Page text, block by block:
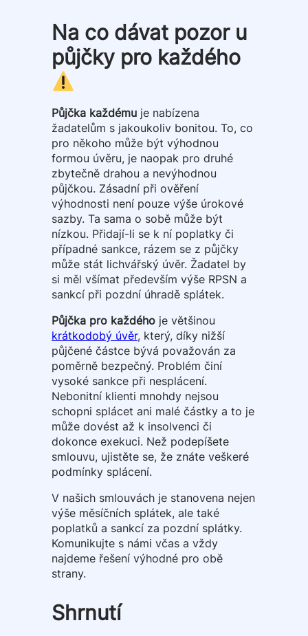
Na co dávat pozor u
půjčky pro každého
Půjčka každému je nabízena
žadatelům s jakoukoliv bonitou. To, co
pro někoho může být výhodnou
formou úvěru, je naopak pro druhé
zbytečně drahou a nevýhodnou
půjčkou. Zásadní při ověření
výhodnosti není pouze výše úrokové
sazby. Ta sama o sobě může být
nízkou. Přidají-li se k ní poplatky či
případné sankce, rázem se z půjčky
může stát lichvářský úvěr. Žadatel by
si měl všímat především výše RPSN a
sankcí při pozdní úhradě splátek.
Půjčka pro každého je většinou
krátkodobý úvěr, který, díky nižší
půjčené částce bývá považován za
poměrně bezpečný. Problém činí
vysoké sankce při nesplácení.
Nebonitní klienti mnohdy nejsou
schopni splácet ani malé částky a to je
může dovést až k insolvenci či
dokonce exekuci. Než podepíšete
smlouvu, ujistěte se, že znáte veškeré
podmínky splácení.
V našich smlouvách je stanovena nejen
výše měsíčních splátek, ale také
poplatků a sankcí za pozdní splátky.
Komunikujte s námi včas a vždy
najdeme řešení výhodné pro obě
strany.
Shrnutí